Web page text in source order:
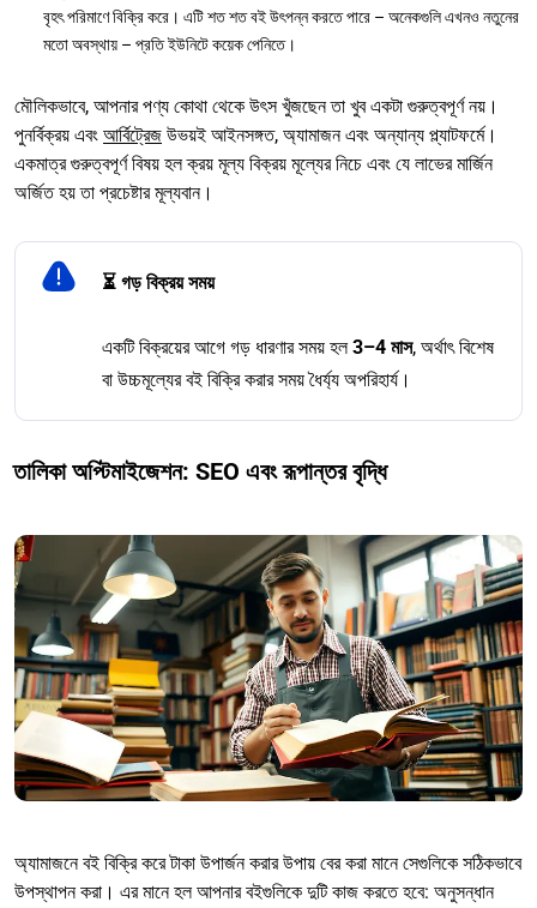
বৃহৎ পরিমাণে বিক্রি করে। এটি শত শত বই উৎপন্ন করতে পারে – অনেকগুলি এখনও নতুনের
মতো অবস্থায় – প্রতি ইউনিটে কয়েক পেনিতে।
মৌলিকভাবে, আপনার পণ্য কোথা থেকে উৎস খুঁজছেন তা খুব একটা গুরুত্বপূর্ণ নয়।
পুনর্বিক্রয় এবং আর্বিট্রেজ উভয়ই আইনসঙ্গত, অ্যামাজন এবং অন্যান্য প্ল্যাটফর্মে।
একমাত্র গুরুত্বপূর্ণ বিষয় হল ক্রয় মূল্য বিক্রয় মূল্যের নিচে এবং যে লাভের মার্জিন
অর্জিত হয় তা প্রচেষ্টার মূল্যবান।
⏳ গড় বিক্রয় সময়
একটি বিক্রয়ের আগে গড় ধারণার সময় হল3–4 মাস, অর্থাৎ বিশেষ
বা উচ্চমূল্যের বই বিক্রি করার সময় ধৈর্য্য অপরিহার্য।
তালিকা অপ্টিমাইজেশন: SEO এবং রূপান্তর বৃদ্ধি
অ্যামাজনে বই বিক্রি করে টাকা উপার্জন করার উপায় বের করা মানে সেগুলিকে সঠিকভাবে
উপস্থাপন করা। এর মানে হল আপনার বইগুলিকে দুটি কাজ করতে হবে: অনুসন্ধান